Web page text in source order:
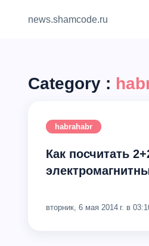
news.shamcode.ru
Category :
habrahabr
Как посчитать 2+2, используя
вторник, 6 мая 2014 г. в